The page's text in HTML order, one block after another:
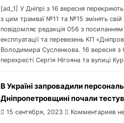
[ad_1] У Дніпрі з 16 вересня
з цим трамваї №11 та №15 змінять
повідомляє редакція 056 з
експлуатації та перевезень КП
Володимира Сусленкова. 16 вересня з
перехресті Сергія Нігояна та вулиці
В Україні запровадили
Дніпропетровщині почали
15 сентября, 2023 Комментариев